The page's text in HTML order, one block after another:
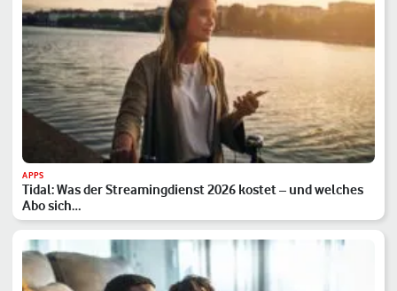
APPS
Tidal: Was der Streamingdienst 2026 kostet – und welches
Abo sich…